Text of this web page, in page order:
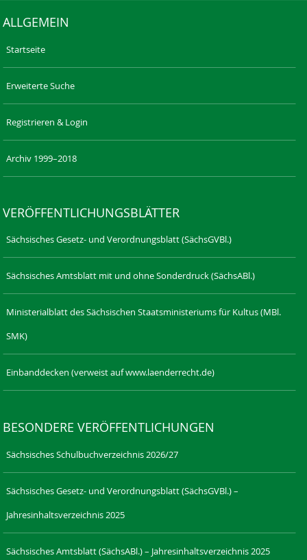
ALLGEMEIN
Startseite
Erweiterte Suche
Registrieren & Login
Archiv 1999–2018
VERÖFFENTLICHUNGSBLÄTTER
Sächsisches Gesetz- und Verordnungsblatt (SächsGVBl.)
Sächsisches Amtsblatt mit und ohne Sonderdruck (SächsABl.)
Ministerialblatt des Sächsischen Staatsministeriums für Kultus (MBl.
SMK)
Einbanddecken (verweist auf www.laenderrecht.de)
BESONDERE VERÖFFENTLICHUNGEN
Sächsisches Schulbuchverzeichnis 2026/27
Sächsisches Gesetz- und Verordnungsblatt (SächsGVBl.) –
Jahresinhaltsverzeichnis 2025
Sächsisches Amtsblatt (SächsABl.) – Jahresinhaltsverzeichnis 2025